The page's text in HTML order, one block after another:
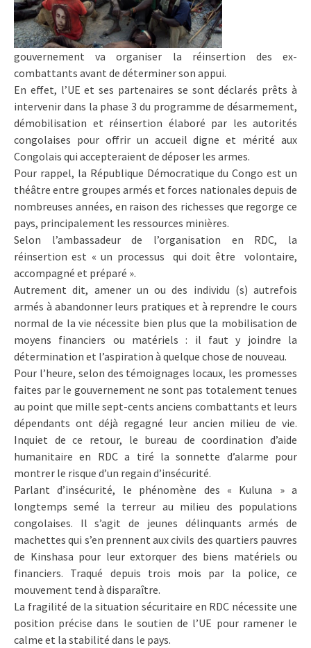
gouvernement va organiser la réinsertion des ex-
combattants avant de déterminer son appui.
En effet, l’UE et ses partenaires se sont déclarés prêts à
intervenir dans la phase 3 du programme de désarmement,
démobilisation et réinsertion élaboré par les autorités
congolaises pour offrir un accueil digne et mérité aux
Congolais qui accepteraient de déposer les armes.
Pour rappel, la République Démocratique du Congo est un
théâtre entre groupes armés et forces nationales depuis de
nombreuses années, en raison des richesses que regorge ce
pays, principalement les ressources minières.
Selon l’ambassadeur de l’organisation en RDC, la
réinsertion est « un processus qui doit être volontaire,
accompagné et préparé ».
Autrement dit, amener un ou des individu (s) autrefois
armés à abandonner leurs pratiques et à reprendre le cours
normal de la vie nécessite bien plus que la mobilisation de
moyens financiers ou matériels : il faut y joindre la
détermination et l’aspiration à quelque chose de nouveau.
Pour l’heure, selon des témoignages locaux, les promesses
faites par le gouvernement ne sont pas totalement tenues
au point que mille sept-cents anciens combattants et leurs
dépendants ont déjà regagné leur ancien milieu de vie.
Inquiet de ce retour, le bureau de coordination d’aide
humanitaire en RDC a tiré la sonnette d’alarme pour
montrer le risque d’un regain d’insécurité.
Parlant d’insécurité, le phénomène des « Kuluna » a
longtemps semé la terreur au milieu des populations
congolaises. Il s’agit de jeunes délinquants armés de
machettes qui s’en prennent aux civils des quartiers pauvres
de Kinshasa pour leur extorquer des biens matériels ou
financiers. Traqué depuis trois mois par la police, ce
mouvement tend à disparaître.
La fragilité de la situation sécuritaire en RDC nécessite une
position précise dans le soutien de l’UE pour ramener le
calme et la stabilité dans le pays.